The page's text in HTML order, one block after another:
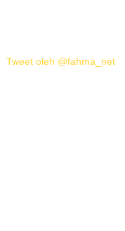
Tweet oleh @fahma_net